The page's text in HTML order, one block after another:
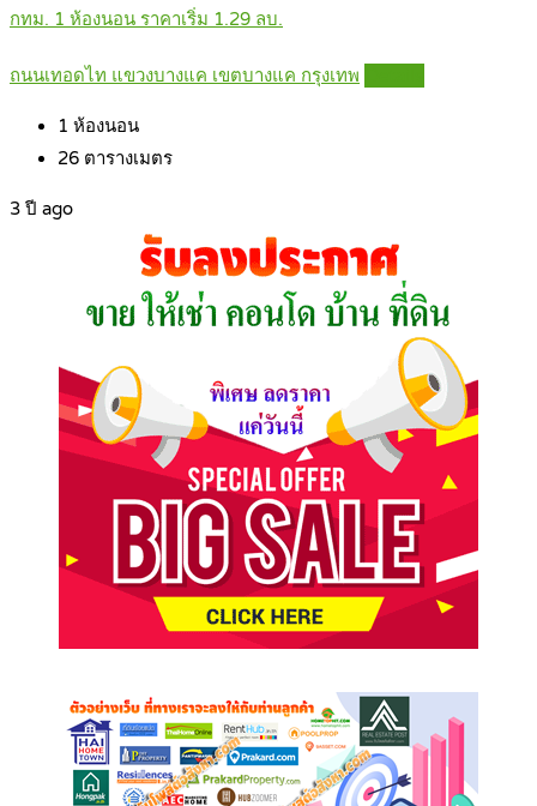
กทม. 1 ห้องนอน ราคาเริ่ม 1.29 ลบ.
ถนนเทอดไท แขวงบางแค เขตบางแค กรุงเทพ
1 ห้องนอน
26 ตารางเมตร
3 ปี ago